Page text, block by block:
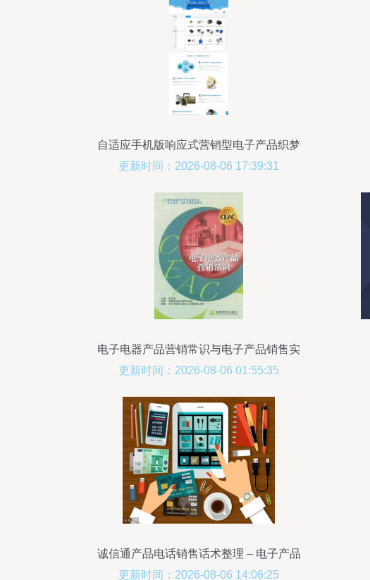
自适应手机版响应式营销型电子产品织梦
模板 打造高效数码销售网站的必选方案
更新时间：2026-08-06 17:39:31
电子电器产品营销常识与电子产品销售实
战策略
更新时间：2026-08-06 01:55:35
诚信通产品电话销售话术整理 – 电子产品
销售
更新时间：2026-08-06 14:06:25